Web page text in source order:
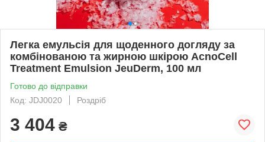
Легка емульсія для щоденного догляду за
комбінованою та жирною шкірою AcnoCell
Treatment Emulsion JeuDerm, 100 мл
Готово до відправки
Код: JDJ0020
Роздріб
3 404 ₴